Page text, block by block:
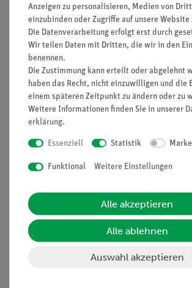
Halbleiter
P-n-Übergang
Energie-Band-Diagramm
Fermi-Energie
Diffusionspotenzial
Innenwiderstand
Effizienz
Fotoleitender Effekt
Donatoren
Valenzband
(Bitte beachten: Versuchsbeschreibung nur
Sprache erhältlich)
Anzeigen zu personalisieren, Medien von
einzubinden oder Zugriffe auf unsere Website
Die Datenverarbeitung erfolgt erst durch
Wir teilen Daten mit Dritten, die wir in den
benennen.
Die Zustimmung kann erteilt oder abgelehnt
haben das Recht, nicht einzuwilligen und die
einem späteren Zeitpunkt zu ändern oder zu
Weitere Informationen finden Sie in unserer
erklärung.
Essenziell Statistik
Funktional Weitere Einstellungen
Alle akzeptieren
Alle ablehnen
Auswahl akzeptieren